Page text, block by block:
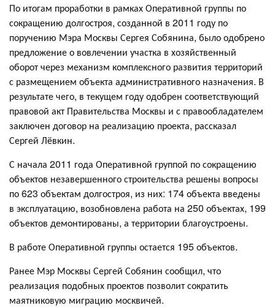
По итогам проработки в рамках Оперативной группы по
сокращению долгостроя, созданной в 2011 году по
поручению Мэра Москвы Сергея Собянина, было одобрено
предложение о вовлечении участка в хозяйственный
оборот через механизм комплексного развития территорий
с размещением объекта административного назначения. В
результате чего, в текущем году одобрен соответствующий
правовой акт Правительства Москвы и с правообладателем
заключен договор на реализацию проекта, рассказал
Сергей Лёвкин.
С начала 2011 года Оперативной группой по сокращению
объектов незавершенного строительства решены вопросы
по 623 объектам долгостроя, из них: 174 объекта введены
в эксплуатацию, возобновлена работа на 250 объектах, 199
объектов демонтированы, а территории благоустроены.
В работе Оперативной группы остается 195 объектов.
Ранее Мэр Москвы Сергей Собянин сообщил, что
реализация подобных проектов позволит сократить
маятниковую миграцию москвичей.